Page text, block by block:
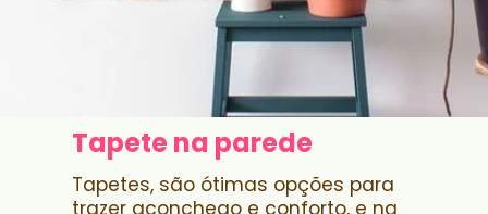
Tapete na parede
Tapetes, são ótimas opções para
trazer aconchego e conforto, e na